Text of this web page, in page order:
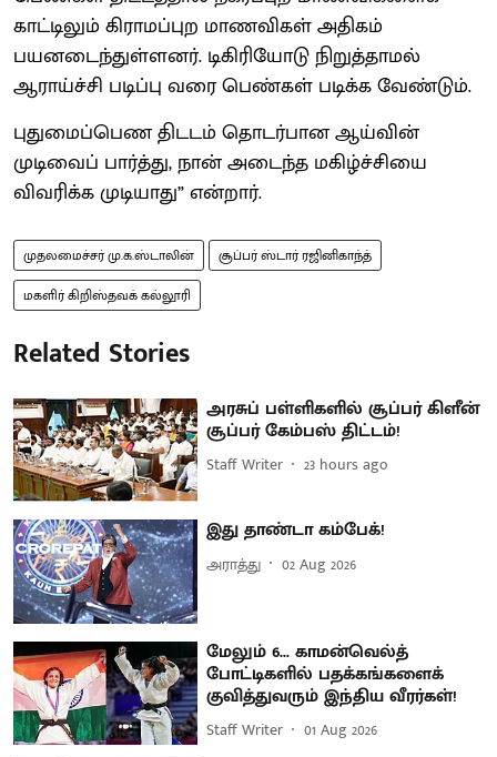
காட்டிலும் கிராமப்புற மாணவிகள் அதிகம்
பயனடைந்துள்ளனர். டிகிரியோடு நிறுத்தாமல்
ஆராய்ச்சி படிப்பு வரை பெண்கள் படிக்க வேண்டும்.
புதுமைப்பெண திடடம் தொடர்பான ஆய்வின்
முடிவைப் பார்த்து, நான் அடைந்த மகிழ்ச்சியை
விவரிக்க முடியாது” என்றார்.
முதலமைச்சர் மு.க.ஸ்டாலின்
சூப்பர் ஸ்டார் ரஜினிகாந்த்
மகளிர் கிறிஸ்தவக் கல்லூரி
Related Stories
அரசுப் பள்ளிகளில் சூப்பர் கிளீன்
சூப்பர் கேம்பஸ் திட்டம்!
Staff Writer 23 hours ago
இது தாண்டா கம்பேக்!
அராத்து 02 Aug 2026
மேலும் 6... காமன்வெல்த்
போட்டிகளில் பதக்கங்களைக்
குவித்துவரும் இந்திய வீரர்கள்!
Staff Writer 01 Aug 2026